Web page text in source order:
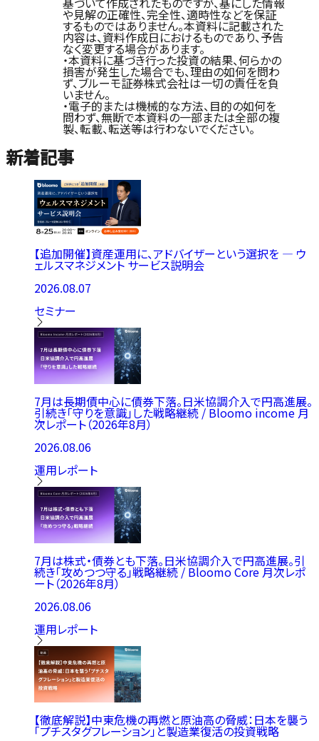
や見解の正確性、完全性、適時性などを保証
するものではありません。本資料に記載された
内容は、資料作成日におけるものであり、予告
なく変更する場合があります。
・本資料に基づき行った投資の結果、何らかの
損害が発生した場合でも、理由の如何を問わ
ず、ブルーモ証券株式会社は一切の責任を負
いません。
・電子的または機械的な方法、目的の如何を
問わず、無断で本資料の一部または全部の複
製、転載、転送等は行わないでください。
新着記事
【追加開催】資産運用に、アドバイザーという選択を ― ウ
ェルスマネジメント サービス説明会
2026.08.07
セミナー
7月は長期債中心に債券下落。日米協調介入で円高進展。
引続き「守りを意識」した戦略継続 / Bloomo income 月
次レポート（2026年8月）
2026.08.06
運用レポート
7月は株式・債券とも下落。日米協調介入で円高進展。引
続き「攻めつつ守る」戦略継続 / Bloomo Core 月次レポ
ート（2026年8月）
2026.08.06
運用レポート
【徹底解説】中東危機の再燃と原油高の脅威：日本を襲う
「プチスタグフレーション」と製造業復活の投資戦略